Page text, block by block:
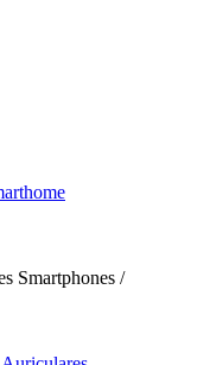
Smartphones /